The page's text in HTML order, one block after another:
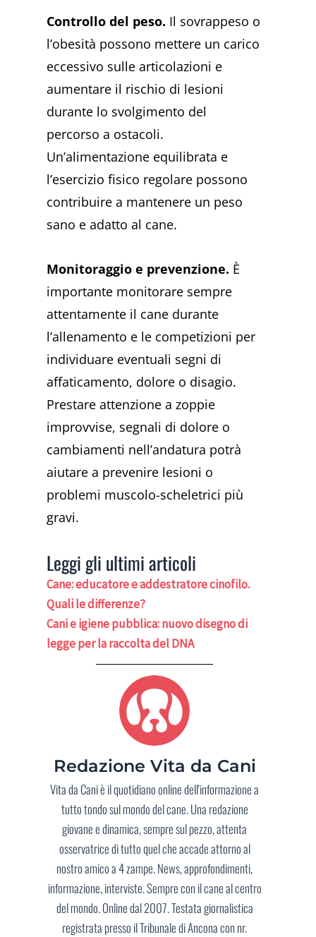
Controllo del peso. Il sovrappeso o
l’obesità possono mettere un carico
eccessivo sulle articolazioni e
aumentare il rischio di lesioni
durante lo svolgimento del
percorso a ostacoli.
Un’alimentazione equilibrata e
l’esercizio fisico regolare possono
contribuire a mantenere un peso
sano e adatto al cane.
Monitoraggio e prevenzione. È
importante monitorare sempre
attentamente il cane durante
l’allenamento e le competizioni per
individuare eventuali segni di
affaticamento, dolore o disagio.
Prestare attenzione a zoppie
improvvise, segnali di dolore o
cambiamenti nell’andatura potrà
aiutare a prevenire lesioni o
problemi muscolo-scheletrici più
gravi.
Leggi gli ultimi articoli
Cane: educatore e addestratore cinofilo.
Quali le differenze?
Cani e igiene pubblica: nuovo disegno di
legge per la raccolta del DNA
Redazione Vita da Cani
Vita da Cani è il quotidiano online dell'informazione a
tutto tondo sul mondo del cane. Una redazione
giovane e dinamica, sempre sul pezzo, attenta
osservatrice di tutto quel che accade attorno al
nostro amico a 4 zampe. News, approfondimenti,
informazione, interviste. Sempre con il cane al centro
del mondo. Online dal 2007. Testata giornalistica
registrata presso il Tribunale di Ancona con nr.